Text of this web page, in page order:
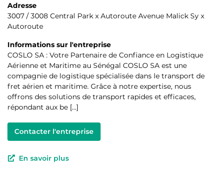
Adresse
3007 / 3008 Central Park x Autoroute Avenue Malick Sy x
Autoroute
Informations sur l'entreprise
COSLO SA : Votre Partenaire de Confiance en Logistique
Aérienne et Maritime au Sénégal COSLO SA est une
compagnie de logistique spécialisée dans le transport de
fret aérien et maritime. Grâce à notre expertise, nous
offrons des solutions de transport rapides et efficaces,
répondant aux be […]
Contacter l'entreprise
En savoir plus